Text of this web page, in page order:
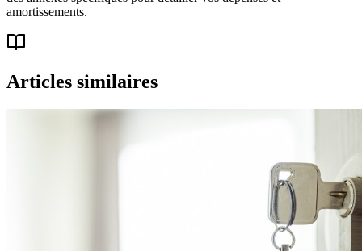
amortissements.
Articles similaires